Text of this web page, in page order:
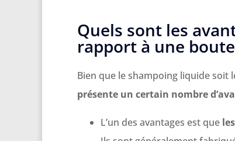
Quels sont les
rapport à une
Bien que le shampoing liquide soit
présente un certain nombre
L’un des avantages est que